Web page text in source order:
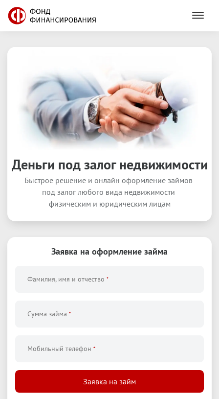
8(800) 20180 11
Деньги под залог недвижимости
Быстрое решение и онлайн оформление займов
под залог любого вида недвижимости
физическим и юридическим лицам
Заявка на оформление займа
Фамилия, имя и отчество *
Сумма займа *
Мобильный телефон *
Заявка на займ